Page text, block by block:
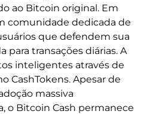
ao Bitcoin original. Em
comunidade dedicada de
que defendem sua
para transações diárias. A
inteligentes através de
CashTokens. Apesar de
massiva
o Bitcoin Cash permanece